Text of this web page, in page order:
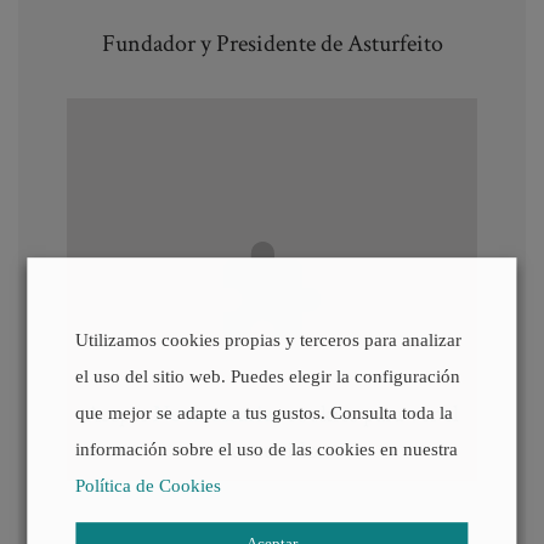
Fundador y Presidente de Asturfeito
AcepteNo necesariascookies para ver el
contenido.
Utilizamos cookies propias y terceros para analizar
el uso del sitio web. Puedes elegir la configuración
que mejor se adapte a tus gustos. Consulta toda la
información sobre el uso de las cookies en nuestra
Política de Cookies